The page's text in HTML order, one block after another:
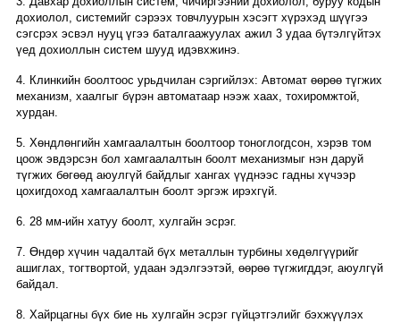
дохиолол, системийг сэрээх товчлуурын хэсэгт хүрэхэд шүүгээ
сэгсрэх эсвэл нууц үгээ баталгаажуулах ажил 3 удаа бүтэлгүйтэх
үед дохиоллын систем шууд идэвхжинэ.
4. Клинкийн боолтоос урьдчилан сэргийлэх: Автомат өөрөө түгжих
механизм, хаалгыг бүрэн автоматаар нээж хаах, тохиромжтой,
хурдан.
5. Хөндлөнгийн хамгаалалтын боолтоор тоноглогдсон, хэрэв том
цоож эвдэрсэн бол хамгаалалтын боолт механизмыг нэн даруй
түгжих бөгөөд аюулгүй байдлыг хангах үүднээс гадны хүчээр
цохигдоход хамгаалалтын боолт эргэж ирэхгүй.
6. 28 мм-ийн хатуу боолт, хулгайн эсрэг.
7. Өндөр хүчин чадалтай бүх металлын турбины хөдөлгүүрийг
ашиглах, тогтвортой, удаан эдэлгээтэй, өөрөө түгжигддэг, аюулгүй
байдал.
8. Хайрцагны бүх бие нь хулгайн эсрэг гүйцэтгэлийг бэхжүүлэх